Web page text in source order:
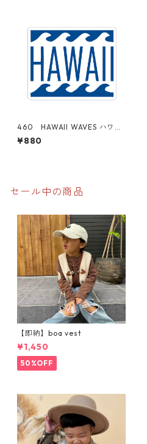
460 HAWAII WAVES ハワイ
アロハ "California Market
Center" アメリカンステッカ
¥880
セール中の商品
【即納】boa vest
¥1,450
50%OFF